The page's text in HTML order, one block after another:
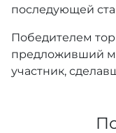
последующей
Победителем
предложивший
участник,